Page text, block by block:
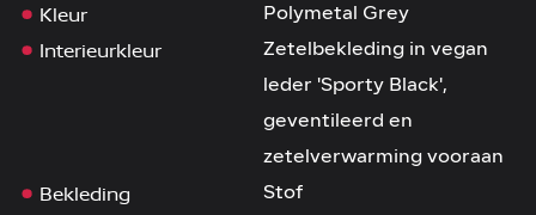
Kleur Polymetal Grey
Interieurkleur
Zetelbekleding in vegan
leder 'Sporty Black',
geventileerd en
zetelverwarming vooraan
Bekleding Stof